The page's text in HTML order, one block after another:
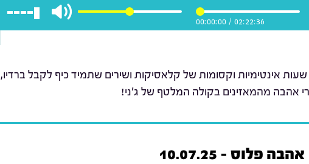
02:22:36
/
00:00:00
אינטימיות וקסומות של קלאסיקות ושירים שתמיד כיף לקבל ברדיו,
אהבה מהמאזינים בקולה המלטף של ג'ני!
אהבה פלוס - 10.07.25